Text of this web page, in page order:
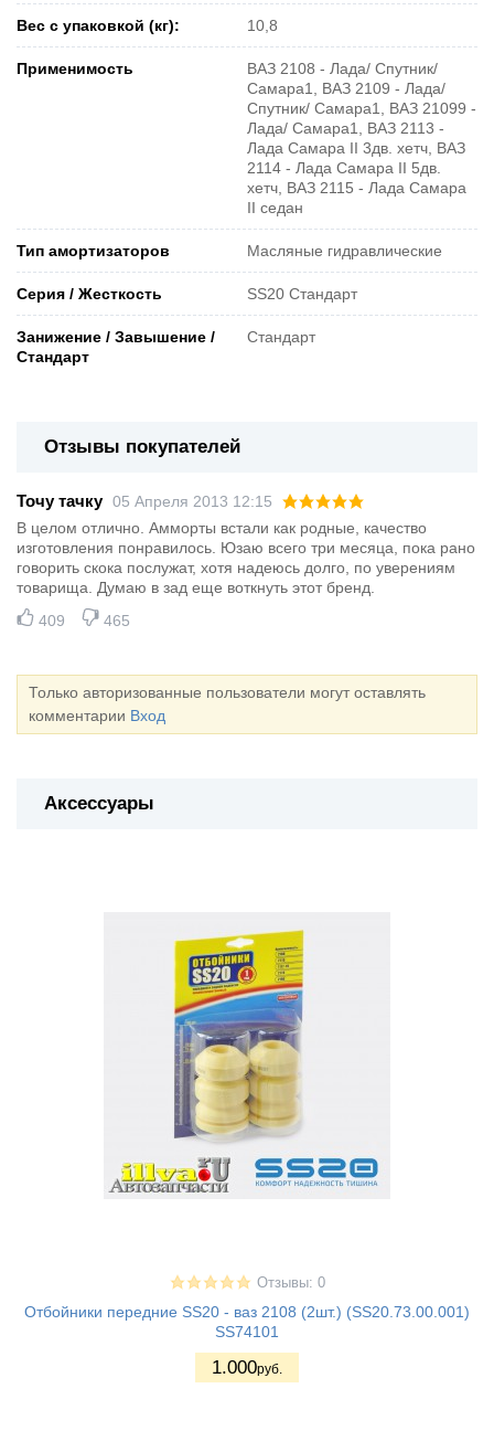
Вес с упаковкой (кг): 10,8
Применимость
ВАЗ 2108 - Лада/ Спутник/
Самара1, ВАЗ 2109 - Лада/
Спутник/ Самара1, ВАЗ 21099 -
Лада/ Самара1, ВАЗ 2113 -
Лада Самара II 3дв. хетч, ВАЗ
2114 - Лада Самара II 5дв.
хетч, ВАЗ 2115 - Лада Самара
II седан
Тип амортизаторов Масляные гидравлические
Серия / Жесткость SS20 Стандарт
Занижение / Завышение /
Стандарт
Стандарт
Отзывы покупателей
Точу тачку 05 Апреля 2013 12:15
В целом отлично. Амморты встали как родные, качество
изготовления понравилось. Юзаю всего три месяца, пока рано
говорить скока послужат, хотя надеюсь долго, по уверениям
товарища. Думаю в зад еще воткнуть этот бренд.
409
465
Только авторизованные пользователи могут оставлять
комментарии Вход
Аксессуары
Отзывы: 0
Отбойники передние SS20 - ваз 2108 (2шт.) (SS20.73.00.001)
SS74101
1.000руб.